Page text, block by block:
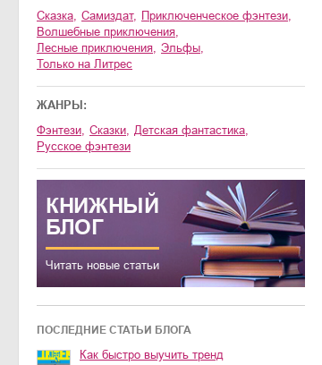
сказка
Самиздат, приключенческое фэнтези
волшебные приключения
лесные приключения
эльфы
только на Литрес
ЖАНРЫ:
фэнтези
сказки детская фантастика
русское фэнтези
КНИЖНЫЙ
БЛОГ
Читать новые статьи
ПОСЛЕДНИЕ СТАТЬИ БЛОГА
Как быстро выучить тренд